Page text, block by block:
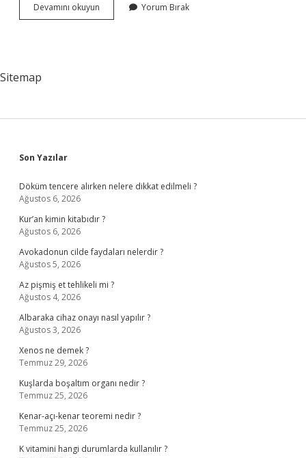
Devamını okuyun
Hareketi
Yorum Bırak
Sitemap
Sidebar
Son Yazılar
Döküm tencere alırken nelere dikkat edilmeli ?
Ağustos 6, 2026
Kur’an kimin kitabıdır ?
Ağustos 6, 2026
Avokadonun cilde faydaları nelerdir ?
Ağustos 5, 2026
Az pişmiş et tehlikeli mi ?
Ağustos 4, 2026
Albaraka cihaz onayı nasıl yapılır ?
Ağustos 3, 2026
Xenos ne demek ?
Temmuz 29, 2026
Kuşlarda boşaltım organı nedir ?
Temmuz 25, 2026
Kenar-açı-kenar teoremi nedir ?
Temmuz 25, 2026
K vitamini hangi durumlarda kullanılır ?